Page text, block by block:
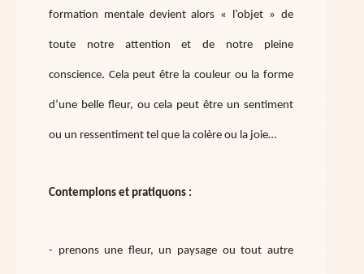
formation mentale devient alors « l’objet » de
toute notre attention et de notre pleine
conscience. Cela peut être la couleur ou la forme
d’une belle fleur, ou cela peut être un sentiment
ou un ressentiment tel que la colère ou la joie…
Contemplons et pratiquons :
- prenons une fleur, un paysage ou tout autre